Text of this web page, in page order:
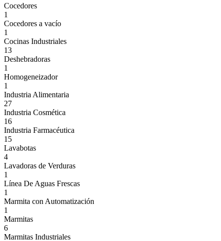
Cocedores
1
Cocedores a vacío
1
Cocinas Industriales
13
Deshebradoras
1
Homogeneizador
1
Industria Alimentaria
27
Industria Cosmética
16
Industria Farmacéutica
15
Lavabotas
4
Lavadoras de Verduras
1
Línea De Aguas Frescas
1
Marmita con Automatización
1
Marmitas
6
Marmitas Industriales